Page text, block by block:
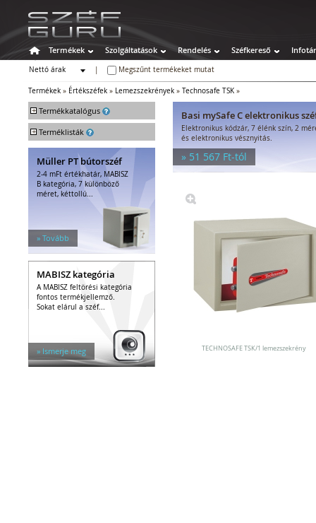
Termékek Szolgáltatások Rendelés Széfkereső Infotár
Nettó árak
Megszűnt termékeket mutat
Termékek » Értékszéfek » Lemezszekrények » Technosafe TSK »
+ Termékkatalógus
Széfek
Értékszéfek
Faliszéfek
Padlószéfek
Lemezszekrények
Bedobós értékszéfek
Szuperkasszák
Tűzálló széfek
Speciális széfek
Fegyverszekrények
Hotelszéfek
Széfzárak
Trezorok
+ Terméklisták
Müller PT bútorszéf
2-4 mFt értékhatár, MABISZ
B kategória, 7 különböző
méret, kéttollú...
» Tovább
MABISZ kategória
A MABISZ feltörési kategória
fontos termékjellemző.
Sokat elárul a széf...
» Ismerje meg
Basi mySafe C elektronikus
Elektronikus kódzár, 7 élénk szín, 2
és elektronikus vésznyitás.
» 51 567 Ft-tól
TECHNOSAFE TSK/1 lemezszekrény